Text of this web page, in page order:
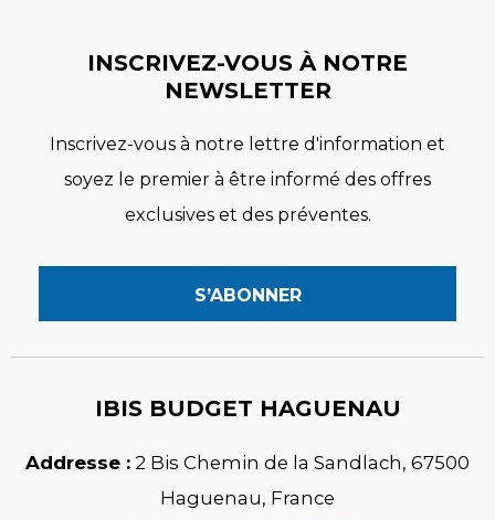
INSCRIVEZ-VOUS À NOTRE
NEWSLETTER
Inscrivez-vous à notre lettre d'information et
soyez le premier à être informé des offres
exclusives et des préventes.
IBIS BUDGET HAGUENAU
Addresse : 2 Bis Chemin de la Sandlach, 67500
Haguenau, France